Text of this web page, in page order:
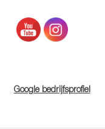
Google bedrijfsprofiel